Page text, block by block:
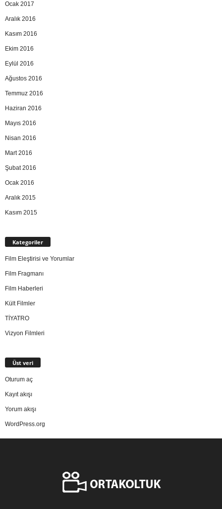
Ocak 2017
Aralık 2016
Kasım 2016
Ekim 2016
Eylül 2016
Ağustos 2016
Temmuz 2016
Haziran 2016
Mayıs 2016
Nisan 2016
Mart 2016
Şubat 2016
Ocak 2016
Aralık 2015
Kasım 2015
Kategoriler
Film Eleştirisi ve Yorumlar
Film Fragmanı
Film Haberleri
Kült Filmler
TİYATRO
Vizyon Filmleri
Üst veri
Oturum aç
Kayıt akışı
Yorum akışı
WordPress.org